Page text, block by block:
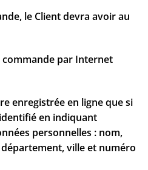
le Client devra avoir au
commande par Internet
enregistrée en ligne que si
en indiquant
personnelles : nom,
ville et numéro